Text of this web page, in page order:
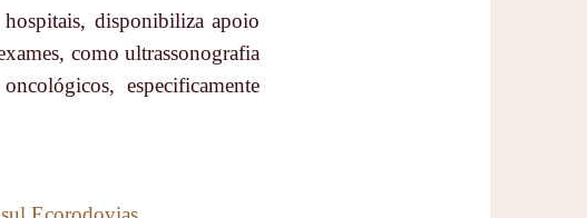
disponibiliza apoio
como ultrassonografia
especificamente